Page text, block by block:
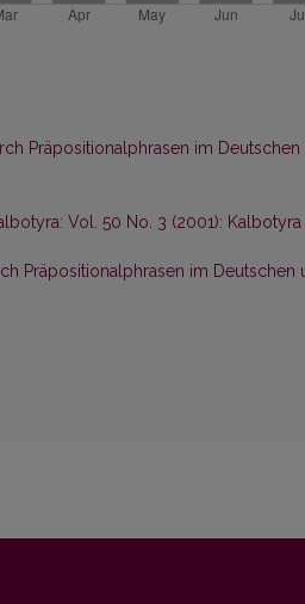
Präpositionalphrasen im Deutschen
Vol. 50 No. 3 (2001): Kalbotyra
Präpositionalphrasen im Deutschen